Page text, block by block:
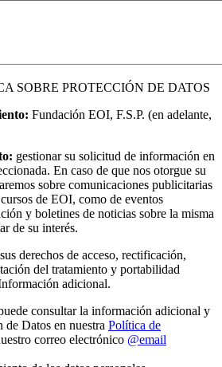
SOBRE PROTECCIÓN DE DATOS
Fundación EOI, F.S.P. (en adelante,
gestionar su solicitud de información en
En caso de que nos otorgue su
sobre comunicaciones publicitarias
de EOI, como de eventos
y boletines de noticias sobre la misma
de su interés.
derechos de acceso, rectificación,
del tratamiento y portabilidad
adicional.
consultar la información adicional y
de Datos en nuestra Política de
correo electrónico @email